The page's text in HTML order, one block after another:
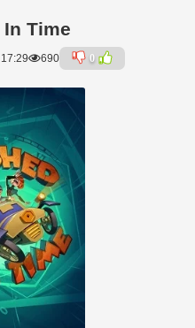
Time
690 0